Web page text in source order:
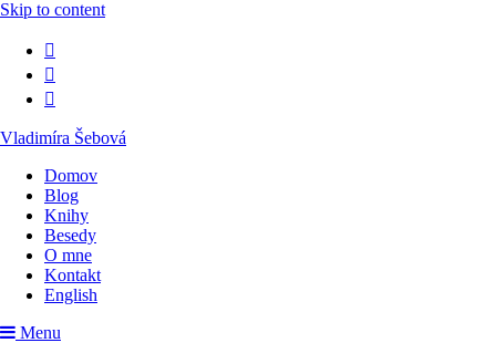
Skip to content
Vladimíra Šebová
Domov
Blog
Knihy
Besedy
O mne
Kontakt
English
Menu